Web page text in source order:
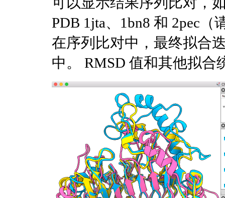
PDB 1jta、1bn8 和 2pec（
在序列比对中，最终拟合
中。 RMSD 值和其他拟合